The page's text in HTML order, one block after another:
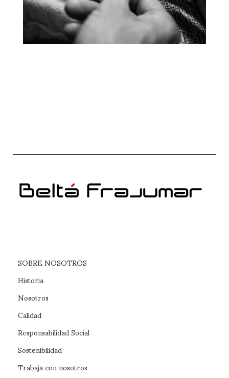
SOBRE NOSOTROS
Historia
Nosotros
Calidad
Responsabilidad Social
Sostenibilidad
Trabaja con nosotros